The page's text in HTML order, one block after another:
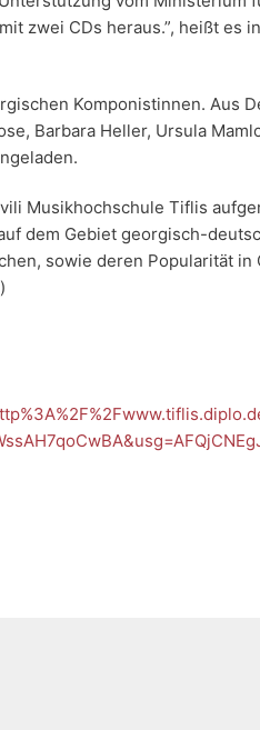
zwei CDs heraus.”, heißt es
Komponistinnen. Aus
Barbara Heller, Ursula
Musikhochschule Tiflis
dem Gebiet georgisch-
sowie deren Popularität in